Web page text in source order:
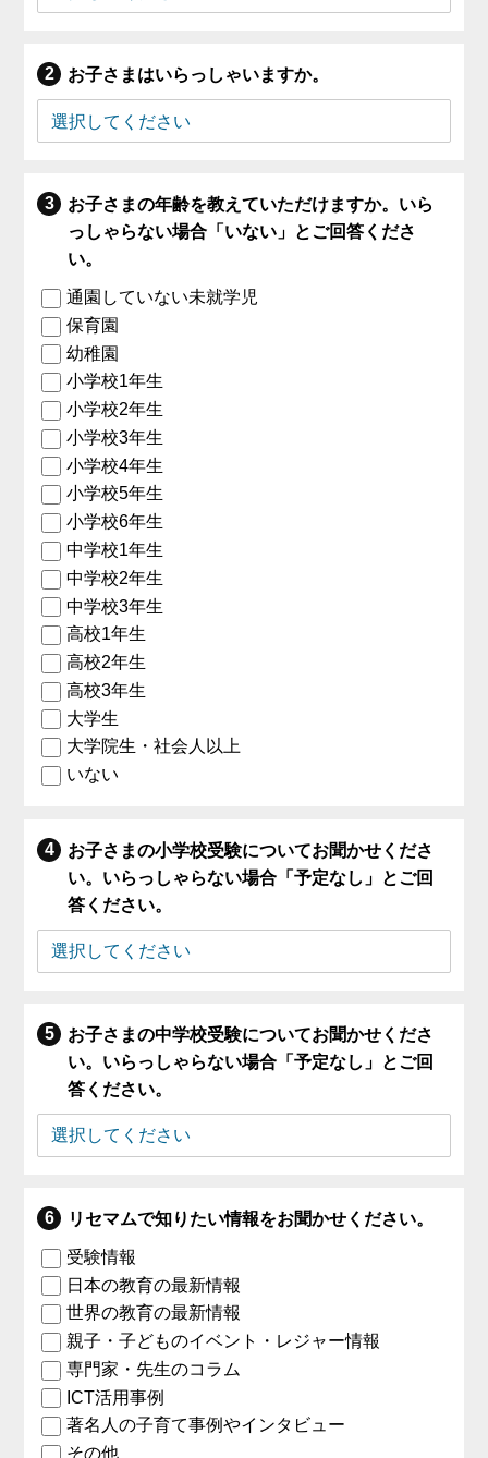
お子さまはいらっしゃいますか。
お子さまの年齢を教えていただけますか。いら
っしゃらない場合「いない」とご回答くださ
い。
通園していない未就学児
保育園
幼稚園
小学校1年生
小学校2年生
小学校3年生
小学校4年生
小学校5年生
小学校6年生
中学校1年生
中学校2年生
中学校3年生
高校1年生
高校2年生
高校3年生
大学生
大学院生・社会人以上
いない
お子さまの小学校受験についてお聞かせくださ
い。いらっしゃらない場合「予定なし」とご回
答ください。
お子さまの中学校受験についてお聞かせくださ
い。いらっしゃらない場合「予定なし」とご回
答ください。
リセマムで知りたい情報をお聞かせください。
受験情報
日本の教育の最新情報
世界の教育の最新情報
親子・子どものイベント・レジャー情報
専門家・先生のコラム
ICT活用事例
著名人の子育て事例やインタビュー
その他